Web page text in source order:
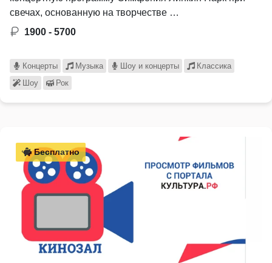
свечах, основанную на творчестве …
1900 - 5700
Концерты Музыка Шоу и концерты
Классика
Шоу
Рок
Бесплатно